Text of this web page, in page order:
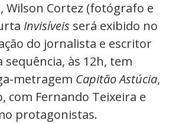
Wilson Cortez (fotógrafo e
Invisíveis será exibido no
do jornalista e escritor
sequência, às 12h, tem
metragem Capitão Astúcia,
com Fernando Teixeira e
protagonistas.